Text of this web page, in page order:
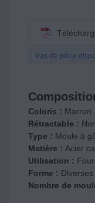
Pas de pièce
Coloris : Marron
Rétractable :
Type : Moule à
Matière : Acier
Utilisation : Four
Forme : Diverses
Nombre de